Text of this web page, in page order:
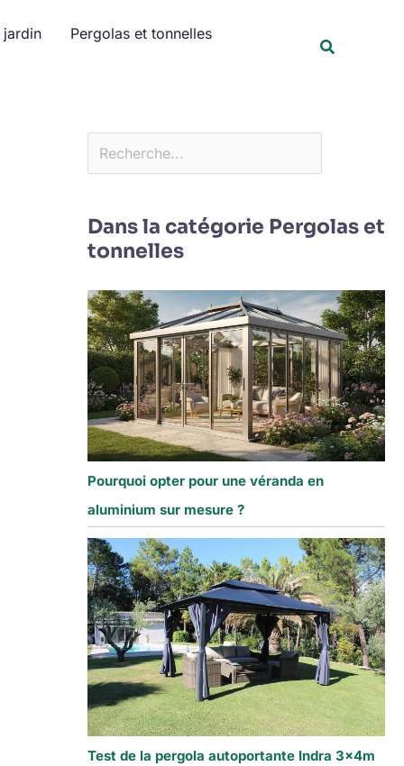
jardin Pergolas et tonnelles
Dans la catégorie Pergolas et
tonnelles
Pourquoi opter pour une véranda en
aluminium sur mesure ?
Test de la pergola autoportante Indra 3x4m